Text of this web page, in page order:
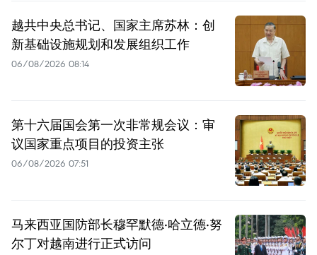
越共中央总书记、国家主席苏林：创
新基础设施规划和发展组织工作
06/08/2026 08:14
第十六届国会第一次非常规会议：审
议国家重点项目的投资主张
06/08/2026 07:51
马来西亚国防部长穆罕默德·哈立德·努
尔丁对越南进行正式访问